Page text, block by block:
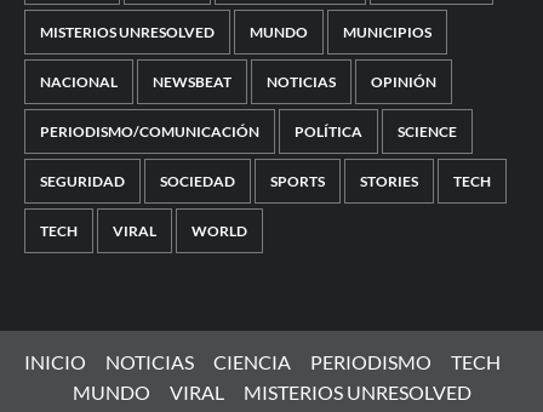
MISTERIOS UNRESOLVED MUNDO MUNICIPIOS
NACIONAL NEWSBEAT NOTICIAS OPINIÓN
PERIODISMO/COMUNICACIÓN POLÍTICA SCIENCE
SEGURIDAD SOCIEDAD SPORTS STORIES TECH
TECH VIRAL WORLD
INICIO NOTICIAS CIENCIA PERIODISMO
TECH
MUNDO
VIRAL MISTERIOS UNRESOLVED